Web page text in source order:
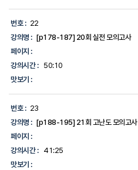
번호 : 22
강의명 : [p178-187] 20회 실전 모의고사
페이지 :
강의시간 :
50:10
맛보기 :
번호 : 23
강의명 : [p188-195] 21회 고난도 모의고사
페이지 :
강의시간 :
41:25
맛보기 :